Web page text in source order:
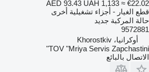
AED 93.43 UAH 1,133 ≈ €22.02
قطع الغيار - أجزاء تشغيلية أخرى
حالة المركبة جديد
9572881
أوكرانيا، Khorostkiv
TOV "Mriya Servis Zapchastini"
الاتصال بالبائع